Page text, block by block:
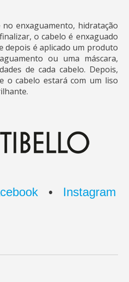
enxaguamento, hidratação
o cabelo é enxaguado
depois é aplicado um produto
ou uma máscara,
de cada cabelo. Depois,
o cabelo estará com um liso
• Instagram